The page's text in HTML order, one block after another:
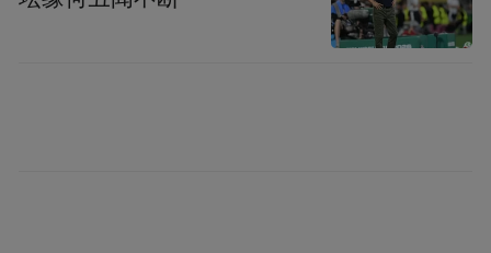
包围城市这样一个情况。年轻一代的还是会
这个时代发生着很大的变